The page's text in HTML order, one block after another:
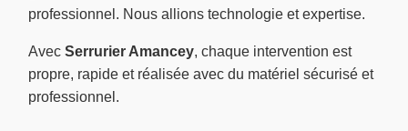
professionnel. Nous allions technologie et expertise.
Avec Serrurier Amancey, chaque intervention est
propre, rapide et réalisée avec du matériel sécurisé et
professionnel.